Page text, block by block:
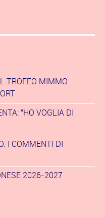
TROFEO MIMMO
"HO VOGLIA DI
I COMMENTI DI
2026-2027